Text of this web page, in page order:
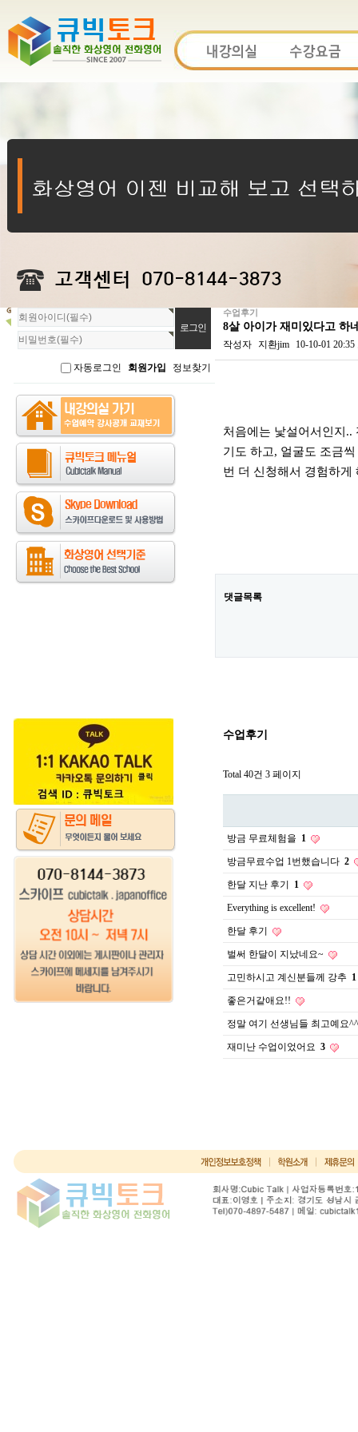
회
원
로
자동로그인 회원가입 정보찾기
수업후기
8살 아이가 재미있다고 하
작성자 지환jim 10-10-01 20:35
처음에는 낯설어서인지..
기도 하고, 얼굴도 조금
번 더 신청해서 경험하게
댓글목록
수업후기
Total 40건 3 페이지
방금 무료체험을 1
방금무료수업 1번했습니다 2
한달 지난 후기 1
Everything is excellent!
한달 후기
벌써 한달이 지났네요~
고민하시고 계신분들께 강추 1
좋은거같애요!!
정말 여기 선생님들 최고예요
재미난 수업이었어요 3